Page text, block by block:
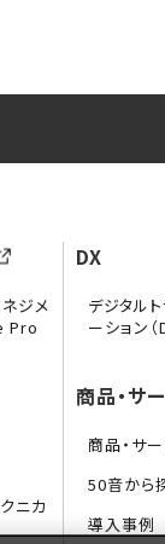
ジメ
Pro
ニカ
DX
デジタル
ーション（
商品・サ
商品・サ
50音から
導入事例